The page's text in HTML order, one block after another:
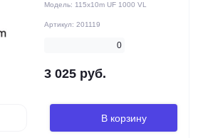
Модель: 115x10m UF 1000 VL
Артикул: 201119
0
3 025 руб.
В корзину